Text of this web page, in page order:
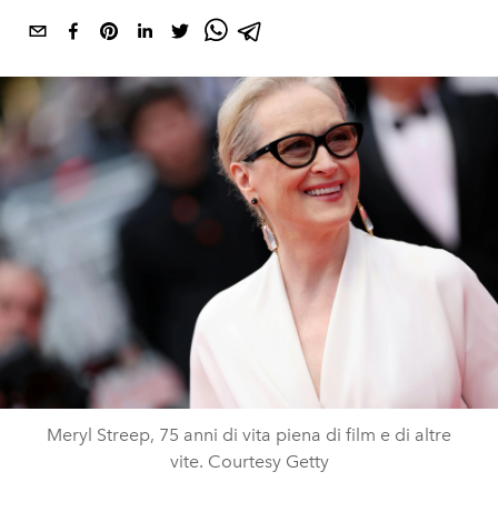
Meryl Streep, 75 anni di vita piena di film e di altre
vite. Courtesy Getty